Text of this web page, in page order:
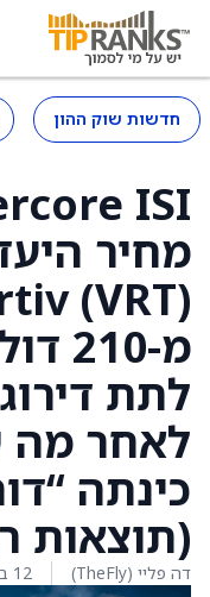
חדשות שוק ההון
מחיר
מ-
לאחר מה
כינתה
(תוצאות
דה פליי (TheFly) 12 בפברואר 2026